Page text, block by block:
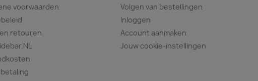
voorwaarden
retouren
Volgen van bestellingen
Inloggen
Account aanmaken
Jouw cookie-instellingen